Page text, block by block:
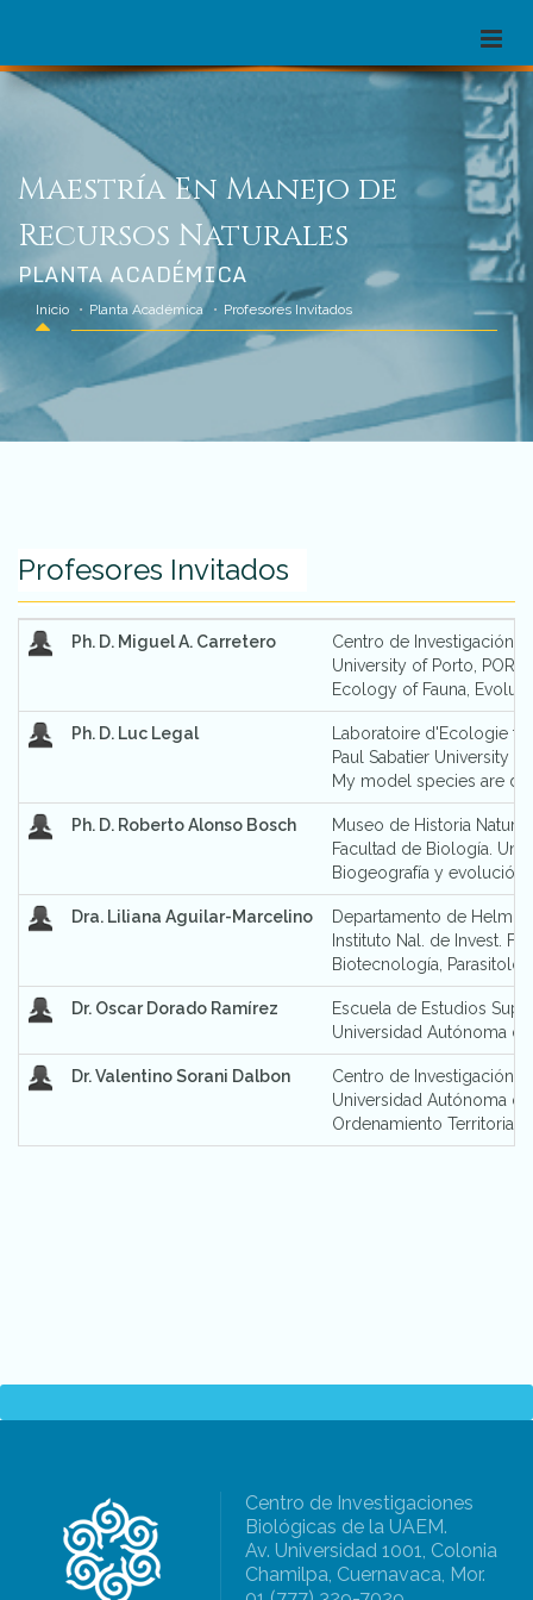
Maestría En Manejo de
Recursos Naturales
PLANTA ACADÉMICA
Inicio Planta Académica Profesores Invitados
Profesores Invitados
Ph. D. Miguel A. Carretero
Centro de Investigación
University of Porto,
Ecology of Fauna,
Ph. D. Luc Legal
Laboratoire d'Ecologie
Paul Sabatier University -
My model species are
Ph. D. Roberto Alonso Bosch
Museo de Historia Natural
Facultad de Biología.
Biogeografía y evolución
Dra. Liliana Aguilar-Marcelino
Departamento de
Instituto Nal. de Invest.
Biotecnología,
Dr. Oscar Dorado Ramírez
Escuela de Estudios
Universidad Autónoma
Dr. Valentino Sorani Dalbon
Centro de Investigación
Universidad Autónoma
Ordenamiento Territorial
Centro de Investigaciones
Biológicas de la UAEM.
Av. Universidad 1001, Colonia
Chamilpa, Cuernavaca, Mor.